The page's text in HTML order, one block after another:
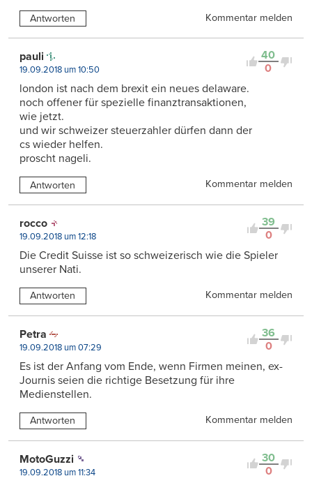
Antworten Kommentar melden
40
0
pauli
19.09.2018 um 10:50
london ist nach dem brexit ein neues delaware.
noch offener für spezielle finanztransaktionen,
wie jetzt.
und wir schweizer steuerzahler dürfen dann der
cs wieder helfen.
proscht nageli.
Antworten Kommentar melden
39
0
rocco
19.09.2018 um 12:18
Die Credit Suisse ist so schweizerisch wie die Spieler
unserer Nati.
Antworten Kommentar melden
36
0
Petra
19.09.2018 um 07:29
Es ist der Anfang vom Ende, wenn Firmen meinen, ex-
Journis seien die richtige Besetzung für ihre
Medienstellen.
Antworten Kommentar melden
30
0
MotoGuzzi
19.09.2018 um 11:34